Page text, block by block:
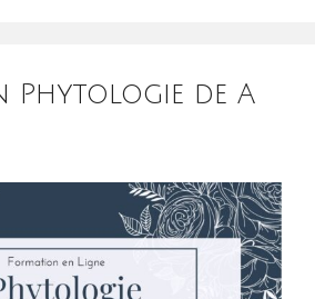
Phytologie de A